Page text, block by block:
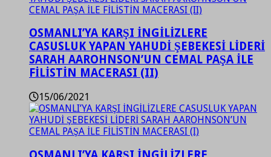
OSMANLI’YA KARŞI İNGİLİZLERE
CASUSLUK YAPAN YAHUDİ ŞEBEKESİ LİDERİ
SARAH AAROHNSON’UN CEMAL PAŞA İLE
FİLİSTİN MACERASI (II)
15/06/2021